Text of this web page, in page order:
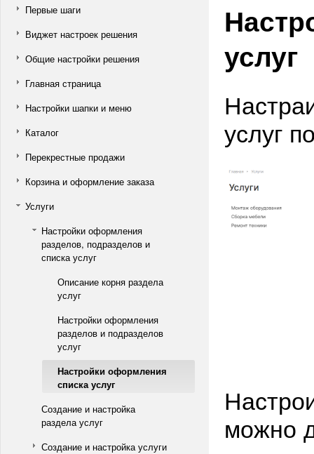
Первые шаги
Виджет настроек решения
Общие настройки решения
Главная страница
Настройки шапки и меню
Каталог
Перекрестные продажи
Корзина и оформление заказа
Услуги
Настройки оформления
разделов, подразделов и
списка услуг
Описание корня раздела
услуг
Настройки оформления
разделов и подразделов
услуг
Настройки оформления
списка услуг
Создание и настройка
раздела услуг
Создание и настройка услуги
услуг
услуг
можно